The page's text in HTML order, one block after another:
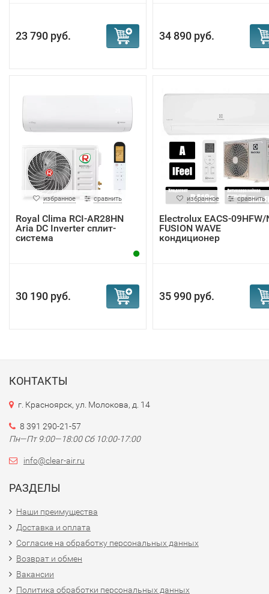
23 790 руб. 34 890 руб.
избранное сравнить
Royal Clima RCI-AR28HN
Aria DC Inverter сплит-
система
30 190 руб.
избранное сравнить
Electrolux EACS-09HFW/
FUSION WAVE
кондиционер
35 990 руб.
КОНТАКТЫ
г. Красноярск, ул. Молокова, д. 14
8 391 290-21-57
Пн—Пт 9:00—18:00 Сб 10:00-17:00
info@clear-air.ru
РАЗДЕЛЫ
Наши преимущества
Доставка и оплата
Согласие на обработку персональных данных
Возврат и обмен
Вакансии
Политика обработки персональных данных